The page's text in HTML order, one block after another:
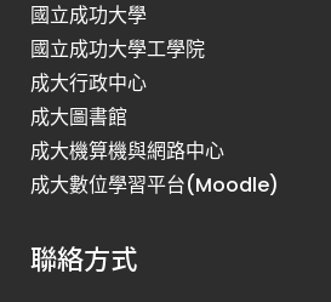
國立成功大學
國立成功大學工學院
成大行政中心
成大圖書館
成大機算機與網路中心
成大數位學習平台(Moodle)
聯絡方式